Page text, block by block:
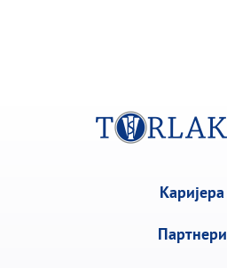
Каријера
Партнери